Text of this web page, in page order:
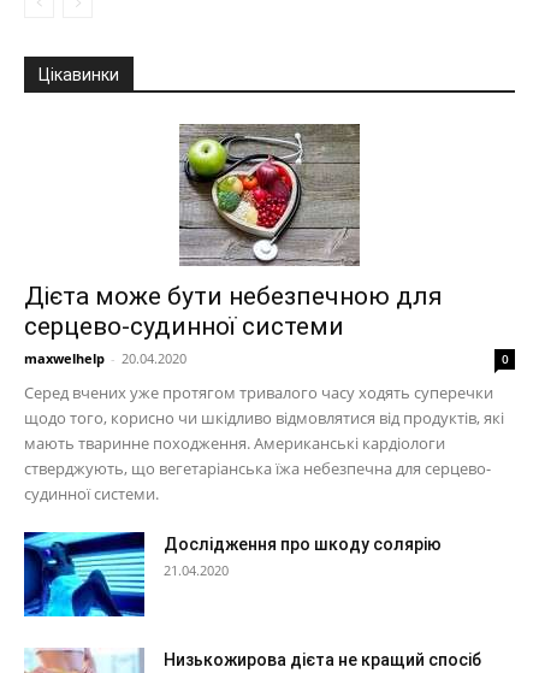
Цікавинки
Дієта може бути небезпечною для
серцево-судинної системи
maxwelhelp - 20.04.2020 0
Серед вчених уже протягом тривалого часу ходять суперечки
щодо того, корисно чи шкідливо відмовлятися від продуктів, які
мають тваринне походження. Американські кардіологи
стверджують, що вегетаріанська їжа небезпечна для серцево-
судинної системи.
Дослідження про шкоду солярію
21.04.2020
Низькожирова дієта не кращий спосіб